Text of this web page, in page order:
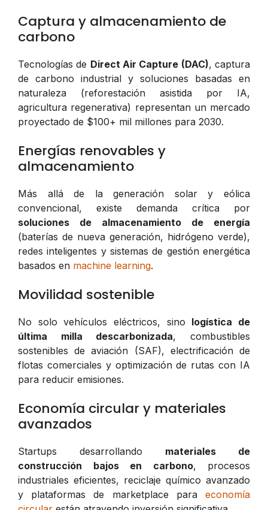
Captura y almacenamiento de
carbono
Tecnologías de Direct Air Capture (DAC), captura
de carbono industrial y soluciones basadas en
naturaleza (reforestación asistida por IA,
agricultura regenerativa) representan un mercado
proyectado de $100+ mil millones para 2030.
Energías renovables y
almacenamiento
Más allá de la generación solar y eólica
convencional, existe demanda crítica por
soluciones de almacenamiento de energía
(baterías de nueva generación, hidrógeno verde),
redes inteligentes y sistemas de gestión energética
basados en machine learning.
Movilidad sostenible
No solo vehículos eléctricos, sino logística de
última milla descarbonizada, combustibles
sostenibles de aviación (SAF), electrificación de
flotas comerciales y optimización de rutas con IA
para reducir emisiones.
Economía circular y materiales
avanzados
Startups desarrollando materiales de
construcción bajos en carbono, procesos
industriales eficientes, reciclaje químico avanzado
y plataformas de marketplace para economía